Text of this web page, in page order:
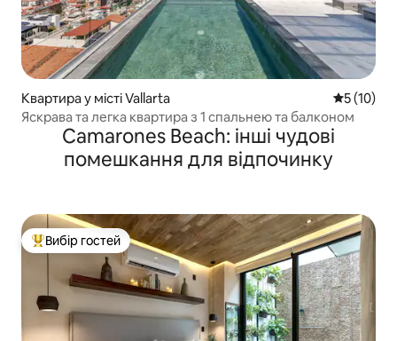
Квартира у місті Vallarta Середня
5 (10)
Яскрава та легка квартира з 1 спальнею та балконом
Camarones Beach: інші чудові
помешкання для відпочинку
Топ вибір гостей
Вибір гостей